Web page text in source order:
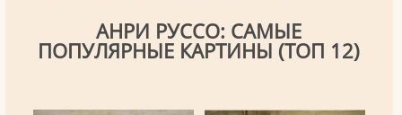
АНРИ РУССО: САМЫЕ
ПОПУЛЯРНЫЕ КАРТИНЫ (ТОП 12)